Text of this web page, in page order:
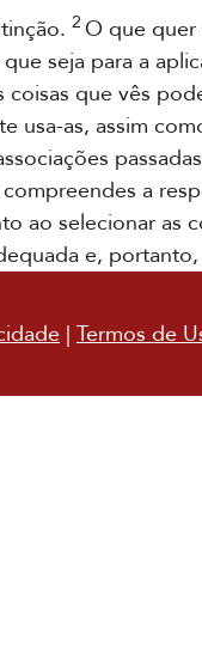
2 O que quer
seja para a
coisas que vês
usa-as, assim
a
ao selecionar as
e,
| Termos de